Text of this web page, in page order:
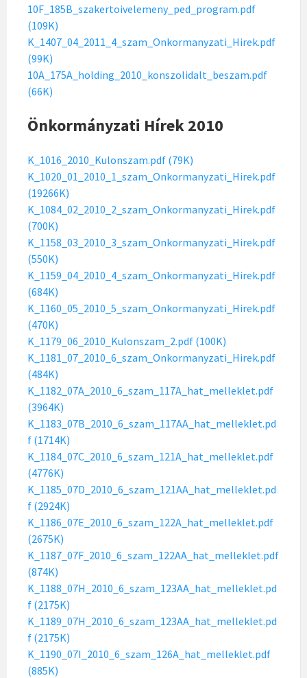
10F_185B_szakertoivelemeny_ped_program.pdf
(109K)
K_1407_04_2011_4_szam_Onkormanyzati_Hirek.pdf
(99K)
10A_175A_holding_2010_konszolidalt_beszam.pdf
(66K)
Önkormányzati Hírek 2010
K_1016_2010_Kulonszam.pdf (79K)
K_1020_01_2010_1_szam_Onkormanyzati_Hirek.pdf
(19266K)
K_1084_02_2010_2_szam_Onkormanyzati_Hirek.pdf
(700K)
K_1158_03_2010_3_szam_Onkormanyzati_Hirek.pdf
(550K)
K_1159_04_2010_4_szam_Onkormanyzati_Hirek.pdf
(684K)
K_1160_05_2010_5_szam_Onkormanyzati_Hirek.pdf
(470K)
K_1179_06_2010_Kulonszam_2.pdf (100K)
K_1181_07_2010_6_szam_Onkormanyzati_Hirek.pdf
(484K)
K_1182_07A_2010_6_szam_117A_hat_melleklet.pdf
(3964K)
K_1183_07B_2010_6_szam_117AA_hat_melleklet.pd
f (1714K)
K_1184_07C_2010_6_szam_121A_hat_melleklet.pdf
(4776K)
K_1185_07D_2010_6_szam_121AA_hat_melleklet.pd
f (2924K)
K_1186_07E_2010_6_szam_122A_hat_melleklet.pdf
(2675K)
K_1187_07F_2010_6_szam_122AA_hat_melleklet.pdf
(874K)
K_1188_07H_2010_6_szam_123AA_hat_melleklet.pd
f (2175K)
K_1189_07H_2010_6_szam_123AA_hat_melleklet.pd
f (2175K)
K_1190_07I_2010_6_szam_126A_hat_melleklet.pdf
(885K)